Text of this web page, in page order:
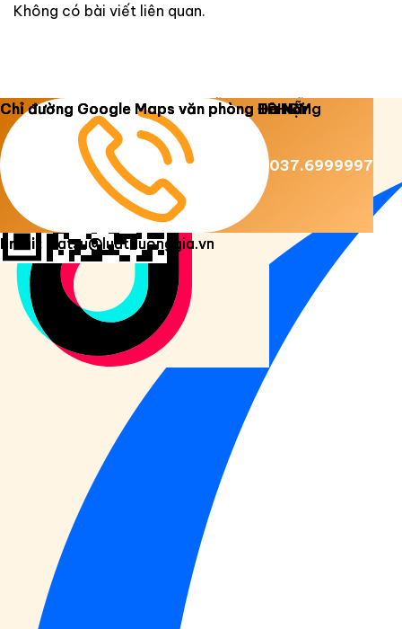
Không có bài viết liên quan.
Copyright 2026 © Luật Dương Gia